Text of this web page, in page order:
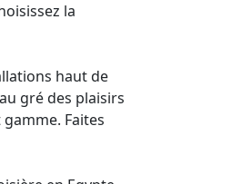
la
haut de
gré des plaisirs
Faites